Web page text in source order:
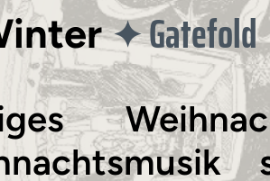
✦Gatefold